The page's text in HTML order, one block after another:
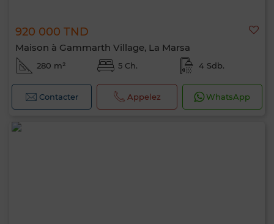
920 000 TND
Maison à Gammarth Village, La Marsa
280 m² 5 Ch. 4 Sdb.
Contacter Appelez WhatsApp